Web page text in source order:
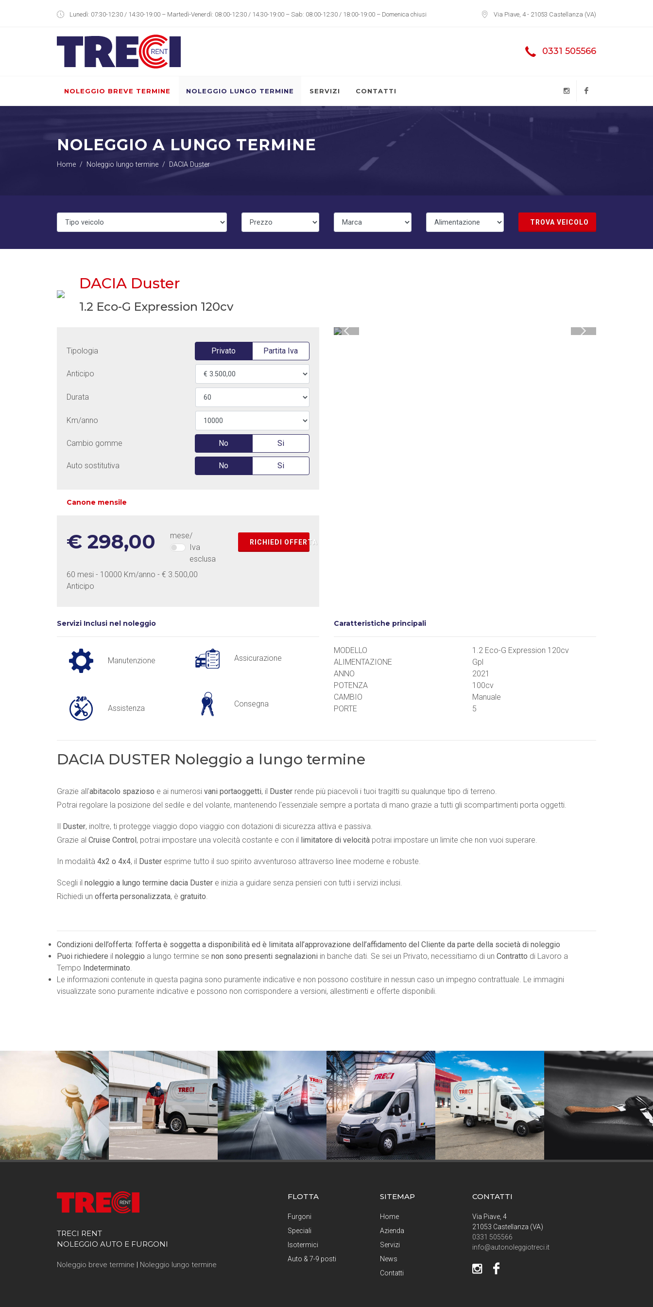
Lunedì: 07:30-12:30 / 14:30-19:00 – Martedì-Venerdì: 08:00-12:30 / 14.30-19:00 – Sab: 08:00-12:30 / 18:00-19:00 – Domenica chiusi Via Piave, 4 - 21053 Castellanza (VA)
0331 505566
NOLEGGIO BREVE TERMINE NOLEGGIO LUNGO TERMINE SERVIZI CONTATTI
NOLEGGIO A LUNGO TERMINE
Home Noleggio lungo termine DACIA Duster
TROVA VEICOLO
DACIA Duster
1.2 Eco-G Expression 120cv
Tipologia Privato Partita Iva
Anticipo
Durata
Km/anno
Cambio gomme No Si
Auto sostitutiva No Si
Canone mensile
€ 298,00
mese/
Iva
esclusa
60 mesi - 10000 Km/anno - € 3.500,00
Anticipo
RICHIEDI OFFERTA
Servizi Inclusi nel noleggio
Manutenzione
Assistenza
Assicurazione
Consegna
Caratteristiche principali
MODELLO
1.2 Eco-G Expression 120cv
ALIMENTAZIONE
Gpl
ANNO
2021
POTENZA
100cv
CAMBIO
Manuale
PORTE
5
DACIA DUSTER Noleggio a lungo termine
Grazie all'abitacolo spazioso e ai numerosi vani portaoggetti, il Duster rende più piacevoli i tuoi tragitti su qualunque tipo di terreno.
Potrai regolare la posizione del sedile e del volante, mantenendo l'essenziale sempre a portata di mano grazie a tutti gli scompartimenti porta oggetti.
Il Duster, inoltre, ti protegge viaggio dopo viaggio con dotazioni di sicurezza attiva e passiva.
Grazie al Cruise Control, potrai impostare una volecità costante e con il limitatore di velocità potrai impostare un limite che non vuoi superare.
In modalità 4x2 o 4x4, il Duster esprime tutto il suo spirito avventuroso attraverso linee moderne e robuste.
Scegli il noleggio a lungo termine dacia Duster e inizia a guidare senza pensieri con tutti i servizi inclusi.
Richiedi un offerta personalizzata, è gratuito.
Condizioni dell’offerta: l’offerta è soggetta a disponibilità ed è limitata all’approvazione dell’affidamento del Cliente da parte della società di noleggio
Puoi richiedere il noleggio a lungo termine se non sono presenti segnalazioni in banche dati. Se sei un Privato, necessitiamo di un Contratto di Lavoro a
Tempo Indeterminato.
Le informazioni contenute in questa pagina sono puramente indicative e non possono costituire in nessun caso un impegno contrattuale. Le immagini
visualizzate sono puramente indicative e possono non corrispondere a versioni, allestimenti e offerte disponibili.
TRECI RENT
NOLEGGIO AUTO E FURGONI
Noleggio breve termine Noleggio lungo termine
FLOTTA
Furgoni
Speciali
Isotermici
Auto & 7-9 posti
SITEMAP
Home
Azienda
Servizi
News
Contatti
CONTATTI
Via Piave, 4
21053 Castellanza (VA)
0331 505566
info@autonoleggiotreci.it